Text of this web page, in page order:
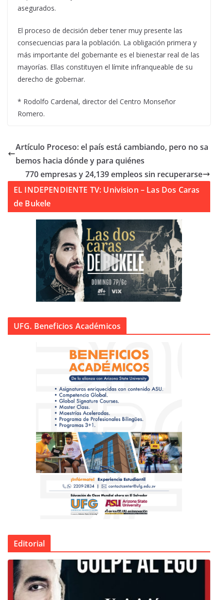
asegurados.
El proceso de decisión deber tener muy presente las
consecuencias para la población. La obligación primera y
más importante del gobernante es el bienestar real de las
mayorías. Ellas constituyen el límite infranqueable de su
derecho de gobernar.
* Rodolfo Cardenal, director del Centro Monseñor
Romero.
Artículo Proceso: el país está cambiando, pero no sa
bemos hacia dónde y para quiénes
770 empresas y 24,139 empleos sin recuperarse
EL INDEPENDIENTE TV: Univision – Las Dos Caras
de Bukele
UFG. Beneficios Académicos
Editorial